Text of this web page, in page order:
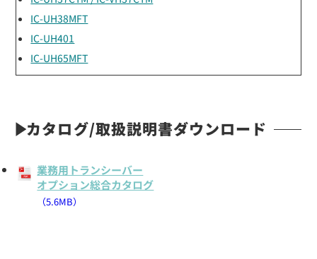
IC-UH38MFT
IC-UH401
IC-UH65MFT
カタログ/取扱説明書ダウンロード
業務用トランシーバー
オプション総合カタログ
（5.6MB）